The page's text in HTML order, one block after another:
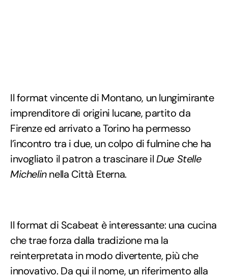
Il format vincente di Montano, un lungimirante
imprenditore di origini lucane, partito da
Firenze ed arrivato a Torino ha permesso
l’incontro tra i due, un colpo di fulmine che ha
invogliato il patron a trascinare ilDue Stelle
Michelinnella Città Eterna.
Il format di Scabeat è interessante: una cucina
che trae forza dalla tradizione ma la
reinterpretata in modo divertente, più che
innovativo. Da qui il nome, un riferimento alla